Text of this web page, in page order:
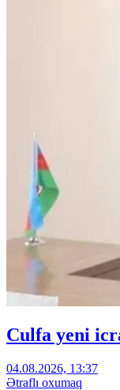
Culfa yeni
04.08.2026, 13:37
Ətraflı oxumaq